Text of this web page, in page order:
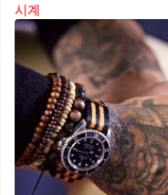
시계